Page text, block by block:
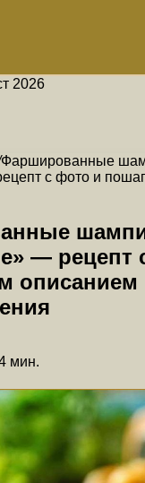
2026
Фаршированные
с фото и
— рецепт
описанием
мин.